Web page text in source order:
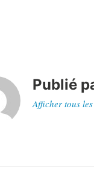
Publié
Afficher tous